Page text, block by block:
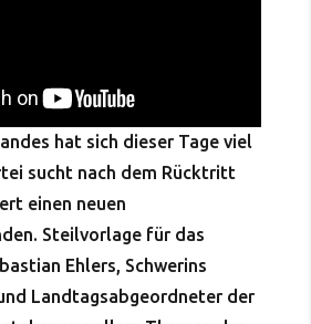
hat sich dieser Tage viel
sucht nach dem Rücktritt
einen neuen
Steilvorlage für das
Ehlers, Schwerins
Landtagsabgeordneter der